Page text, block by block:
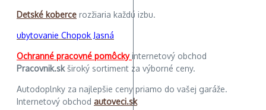
Detské koberce rozžiaria každú izbu.
ubytovanie Chopok Jasná
Ochranné pracovné pomôckyinternetový obchod
Pracovnik.skširoký sortiment za výborné ceny.
Autodoplnky za najlepšie ceny priamo do vašej garáže.
Internetový obchod autoveci.sk